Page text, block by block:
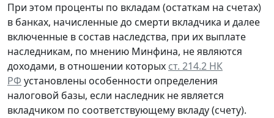
При этом проценты по вкладам (остаткам на счетах)
в банках, начисленныедо смерти вкладчика и далее
включенные в состав наследства, при их выплате
наследникам, по мнению Минфина, не являются
доходами, в отношении которых ст. 214.2 НК
РФ установлены особенности определения
налоговой базы, если наследник не является
вкладчиком по соответствующему вкладу (счету).